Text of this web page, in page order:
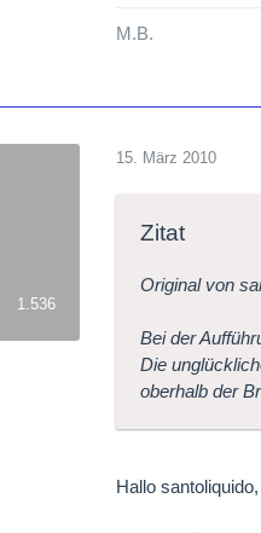
M.B.
1.536
15. März 2010
Zitat
Original von
Bei der
Die
oberhalb der
Hallo santoliquido,